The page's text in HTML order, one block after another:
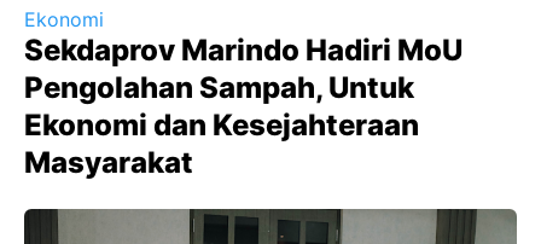
Ekonomi
Sekdaprov Marindo Hadiri MoU
Pengolahan Sampah, Untuk
Ekonomi dan Kesejahteraan
Masyarakat